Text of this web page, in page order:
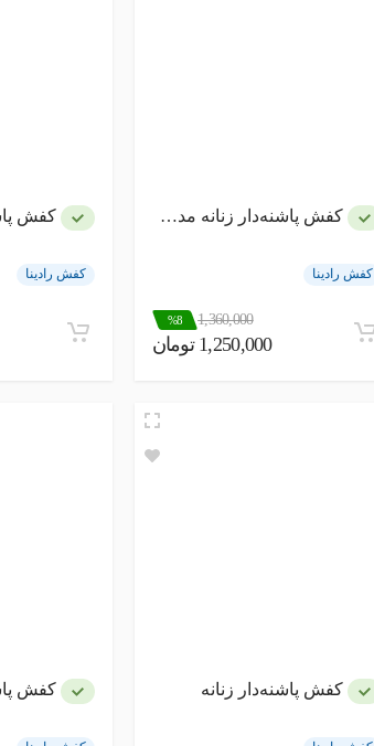
کفش پاشنه‌دار زنانه مدل میستا
کفش رادینا
1,360,000
%8
1,250,000 تومان
کفش
کفش رادینا
کفش پاشنه‌دار زنانه کفش